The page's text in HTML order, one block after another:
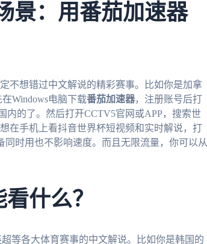
景：用番茄加速器
不想错过中文解说的精彩赛事。比如你是加拿
Windows电脑下载番茄加速器，注册账号后打
内的了。然后打开CCTV5官网或APP，搜索世
在手机上看抖音世界杯短视频和实时解说，打
时用也不影响速度。而且无限流量，你可以从
什么？
等各大体育赛事的中文解说。比如你是韩国的